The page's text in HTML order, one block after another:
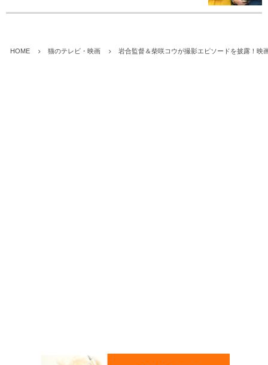
HOME 猫のテレビ・映画 岩合監督＆柴咲コウが撮影エピソードを披露！映